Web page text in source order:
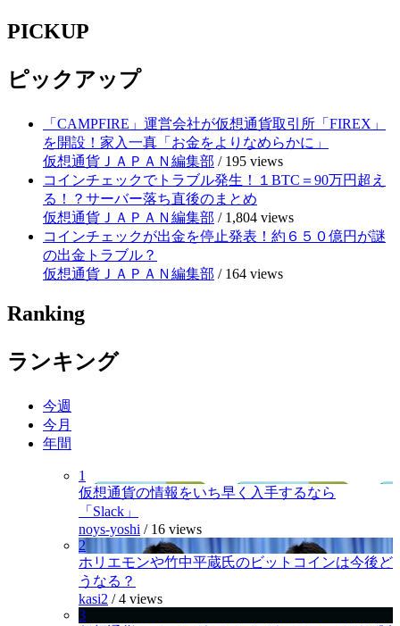
PICKUP
ピックアップ
「CAMPFIRE」運営会社が仮想通貨取引所「FIREX」
を開設！家入一真「お金をよりなめらかに」
仮想通貨ＪＡＰＡＮ編集部 / 195 views
コインチェックでトラブル発生！１BTC＝90万円超え
る！？サーバー落ち直後のまとめ
仮想通貨ＪＡＰＡＮ編集部 / 1,804 views
コインチェックが出金を停止発表！約６５０億円が謎
の出金トラブル？
仮想通貨ＪＡＰＡＮ編集部 / 164 views
Ranking
ランキング
今週
今月
年間
1
仮想通貨の情報をいち早く入手するなら
「Slack」
noys-yoshi / 16 views
2
ホリエモンや竹中平蔵氏のビットコインは今後ど
うなる？
kasi2 /4 views
3